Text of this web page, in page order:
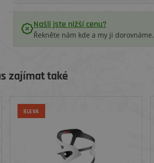
Našli jste nižší cenu?
Řekněte nám kde a my ji dorovnáme.
zajímat také
SLEVA